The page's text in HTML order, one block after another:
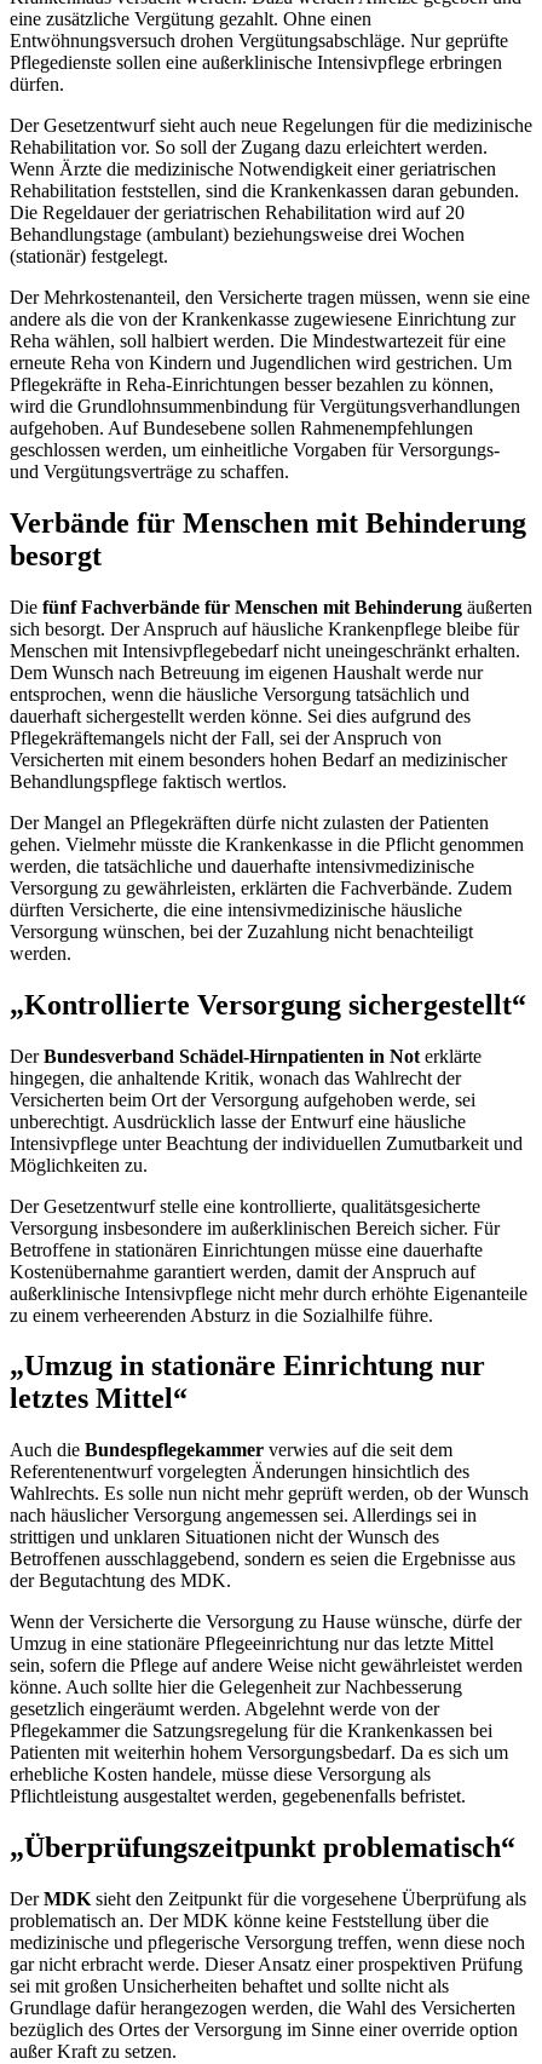
eine zusätzliche Vergütung gezahlt. Ohne einen
Entwöhnungsversuch drohen Vergütungsabschläge. Nur geprüfte
Pflegedienste sollen eine außerklinische Intensivpflege erbringen
dürfen.
Der Gesetzentwurf sieht auch neue Regelungen für die medizinische
Rehabilitation vor. So soll der Zugang dazu erleichtert werden.
Wenn Ärzte die medizinische Notwendigkeit einer geriatrischen
Rehabilitation feststellen, sind die Krankenkassen daran gebunden.
Die Regeldauer der geriatrischen Rehabilitation wird auf 20
Behandlungstage (ambulant) beziehungsweise drei Wochen
(stationär) festgelegt.
Der Mehrkostenanteil, den Versicherte tragen müssen, wenn sie eine
andere als die von der Krankenkasse zugewiesene Einrichtung zur
Reha wählen, soll halbiert werden. Die Mindestwartezeit für eine
erneute Reha von Kindern und Jugendlichen wird gestrichen. Um
Pflegekräfte in Reha-Einrichtungen besser bezahlen zu können,
wird die Grundlohnsummenbindung für Vergütungsverhandlungen
aufgehoben. Auf Bundesebene sollen Rahmenempfehlungen
geschlossen werden, um einheitliche Vorgaben für Versorgungs-
und Vergütungsverträge zu schaffen.
Verbände für Menschen mit Behinderung
besorgt
Die fünf Fachverbände für Menschen mit Behinderung äußerten
sich besorgt. Der Anspruch auf häusliche Krankenpflege bleibe für
Menschen mit Intensivpflegebedarf nicht uneingeschränkt erhalten.
Dem Wunsch nach Betreuung im eigenen Haushalt werde nur
entsprochen, wenn die häusliche Versorgung tatsächlich und
dauerhaft sichergestellt werden könne. Sei dies aufgrund des
Pflegekräftemangels nicht der Fall, sei der Anspruch von
Versicherten mit einem besonders hohen Bedarf an medizinischer
Behandlungspflege faktisch wertlos.
Der Mangel an Pflegekräften dürfe nicht zulasten der Patienten
gehen. Vielmehr müsste die Krankenkasse in die Pflicht genommen
werden, die tatsächliche und dauerhafte intensivmedizinische
Versorgung zu gewährleisten, erklärten die Fachverbände. Zudem
dürften Versicherte, die eine intensivmedizinische häusliche
Versorgung wünschen, bei der Zuzahlung nicht benachteiligt
werden.
„Kontrollierte Versorgung sichergestellt“
DerBundesverband Schädel-Hirnpatienten in Not erklärte
hingegen, die anhaltende Kritik, wonach das Wahlrecht der
Versicherten beim Ort der Versorgung aufgehoben werde, sei
unberechtigt. Ausdrücklich lasse der Entwurf eine häusliche
Intensivpflege unter Beachtung der individuellen Zumutbarkeit und
Möglichkeiten zu.
Der Gesetzentwurf stelle eine kontrollierte, qualitätsgesicherte
Versorgung insbesondere im außerklinischen Bereich sicher. Für
Betroffene in stationären Einrichtungen müsse eine dauerhafte
Kostenübernahme garantiert werden, damit der Anspruch auf
außerklinische Intensivpflege nicht mehr durch erhöhte Eigenanteile
zu einem verheerenden Absturz in die Sozialhilfe führe.
„Umzug in stationäre Einrichtung nur
letztes Mittel“
Auch die Bundespflegekammer verwies auf die seit dem
Referentenentwurf vorgelegten Änderungen hinsichtlich des
Wahlrechts. Es solle nun nicht mehr geprüft werden, ob der Wunsch
nach häuslicher Versorgung angemessen sei. Allerdings sei in
strittigen und unklaren Situationen nicht der Wunsch des
Betroffenen ausschlaggebend, sondern es seien die Ergebnisse aus
der Begutachtung des MDK.
Wenn der Versicherte die Versorgung zu Hause wünsche, dürfe der
Umzug in eine stationäre Pflegeeinrichtung nur das letzte Mittel
sein, sofern die Pflege auf andere Weise nicht gewährleistet werden
könne. Auch sollte hier die Gelegenheit zur Nachbesserung
gesetzlich eingeräumt werden. Abgelehnt werde von der
Pflegekammer die Satzungsregelung für die Krankenkassen bei
Patienten mit weiterhin hohem Versorgungsbedarf. Da es sich um
erhebliche Kosten handele, müsse diese Versorgung als
Pflichtleistung ausgestaltet werden, gegebenenfalls befristet.
„Überprüfungszeitpunkt problematisch“
DerMDK sieht den Zeitpunkt für die vorgesehene Überprüfung als
problematisch an. Der MDK könne keine Feststellung über die
medizinische und pflegerische Versorgung treffen, wenn diese noch
gar nicht erbracht werde. Dieser Ansatz einer prospektiven Prüfung
sei mit großen Unsicherheiten behaftet und sollte nicht als
Grundlage dafür herangezogen werden, die Wahl des Versicherten
bezüglich des Ortes der Versorgung im Sinne eineroverride option
außer Kraft zu setzen.